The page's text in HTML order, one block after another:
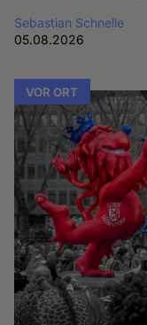
Sebastian Schnelle
05.08.2026
VOR ORT